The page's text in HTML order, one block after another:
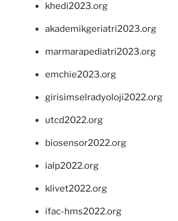
khedi2023.org
akademikgeriatri2023.org
marmarapediatri2023.org
emchie2023.org
girisimselradyoloji2022.org
utcd2022.org
biosensor2022.org
ialp2022.org
klivet2022.org
ifac-hms2022.org